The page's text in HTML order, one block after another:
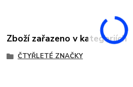
Zboží zařazeno v kategoriích
ČTYŘLETÉ ZNAČKY